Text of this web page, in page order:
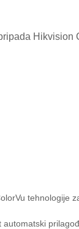
Hikvision
tehnologije
automatski